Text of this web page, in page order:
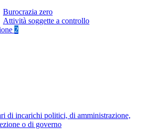
Burocrazia zero
Attività soggette a controllo
2
di incarichi politici, di amministrazione,
o di governo